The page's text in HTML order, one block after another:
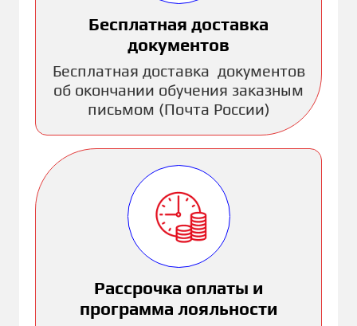
Бесплатная доставка
документов
Бесплатная доставка документов
об окончании обучения заказным
письмом (Почта России)
Рассрочка оплаты и
программа лояльности